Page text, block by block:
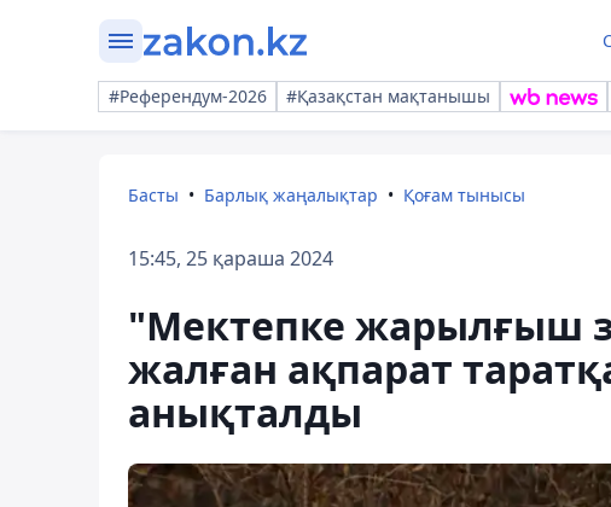
#Референдум-2026 #Қазақстан мақтанышы
Басты Барлық жаңалықтар Қоғам тынысы
15:45, 25 қараша 2024
"Мектепке жарылғыш
жалған ақпарат
анықталды